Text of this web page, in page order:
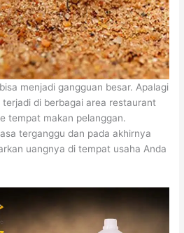
menjadi gangguan besar. Apalagi
di berbagai area restaurant
tempat makan pelanggan.
terganggu dan pada akhirnya
uangnya di tempat usaha Anda